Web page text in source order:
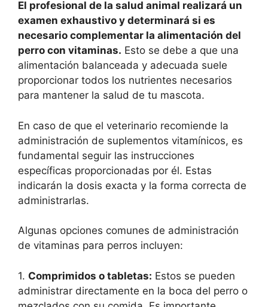
El profesional de la salud animal realizará un
examen exhaustivo y determinará si es
necesario complementar la alimentación del
perro con vitaminas. Esto se debe a que una
alimentación balanceada y adecuada suele
proporcionar todos los nutrientes necesarios
para mantener la salud de tu mascota.
En caso de que el veterinario recomiende la
administración de suplementos vitamínicos, es
fundamental seguir las instrucciones
específicas proporcionadas por él. Estas
indicarán la dosis exacta y la forma correcta de
administrarlas.
Algunas opciones comunes de administración
de vitaminas para perros incluyen:
1. Comprimidos o tabletas: Estos se pueden
administrar directamente en la boca del perro o